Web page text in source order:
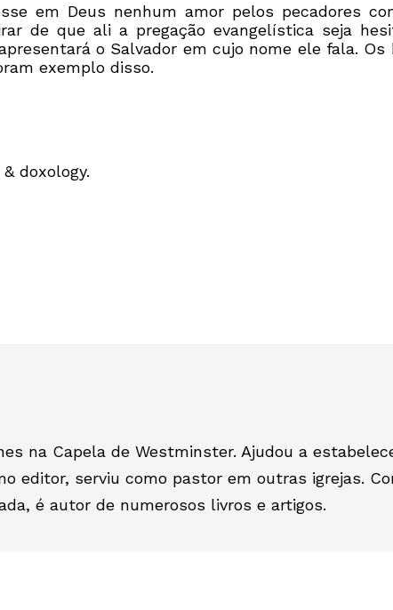
em Deus nenhum amor pelos pecadores
de que ali a pregação evangelística seja
o Salvador em cujo nome ele fala.
exemplo disso.
doxology.
na Capela de Westminster. Ajudou a
editor, serviu como pastor em outras igrejas.
é autor de numerosos livros e artigos.